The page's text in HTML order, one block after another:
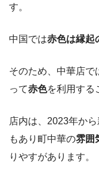
す。
中国では赤色は縁起
そのため、中華店で
って赤色を利用する
店内は、2023年か
もあり町中華の雰囲
りやすがあります。